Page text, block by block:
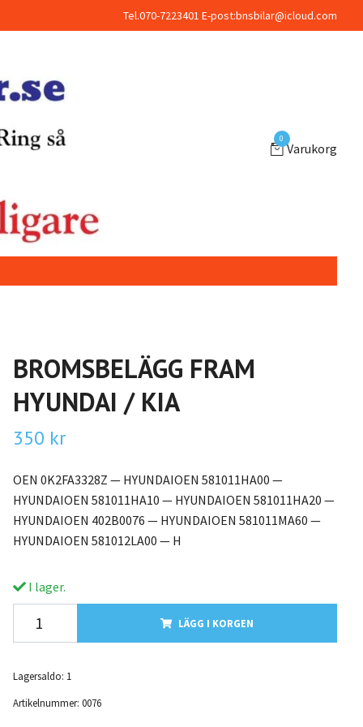
Tel.070-7223401 E-post:bnsbilar@icloud.com
0
Varukorg
BROMSBELÄGG FRAM
HYUNDAI / KIA
350 kr
OEN 0K2FA3328Z — HYUNDAIOEN 581011HA00 —
HYUNDAIOEN 581011HA10 — HYUNDAIOEN 581011HA20 —
HYUNDAIOEN 402B0076 — HYUNDAIOEN 581011MA60 —
HYUNDAIOEN 581012LA00 — H
I lager.
LÄGG I KORGEN
Lagersaldo: 1
Artikelnummer: 0076